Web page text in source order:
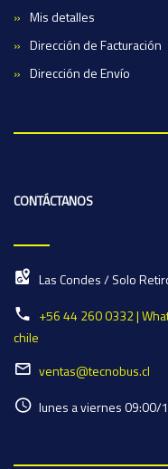
Mis detalles
Dirección de Facturación
Dirección de Envío
CONTÁCTANOS
Las Condes / Solo
+56 44 260 0332 |
chile
ventas@tecnobus.cl
lunes a viernes 09:00/